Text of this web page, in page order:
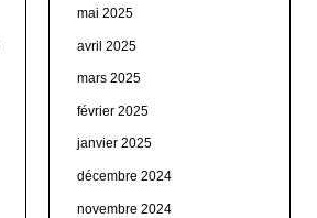
mai 2025
avril 2025
mars 2025
février 2025
janvier 2025
décembre 2024
novembre 2024